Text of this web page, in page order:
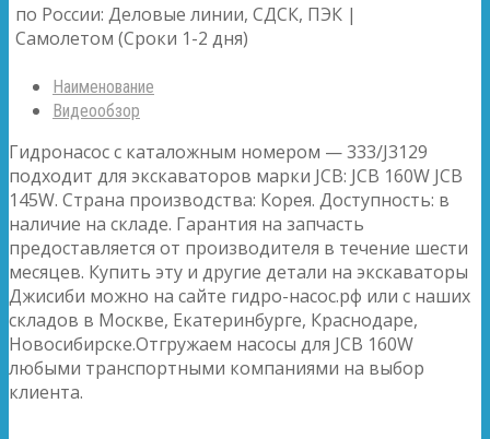
по России: Деловые линии, СДСК, ПЭК |
Самолетом (Сроки 1-2 дня)
Наименование
Видеообзор
Гидронасос с каталожным номером — 333/J3129
подходит для экскаваторов марки JCB: JCB 160W JCB
145W. Страна производства: Корея. Доступность: в
наличие на складе. Гарантия на запчасть
предоставляется от производителя в течение шести
месяцев. Купить эту и другие детали на экскаваторы
Джисиби можно на сайте гидро-насос.рф или с наших
складов в Москве, Екатеринбурге, Краснодаре,
Новосибирске.Отгружаем насосы для JCB 160W
любыми транспортными компаниями на выбор
клиента.